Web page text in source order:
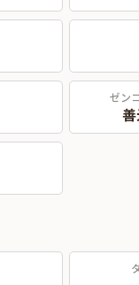
ゼン